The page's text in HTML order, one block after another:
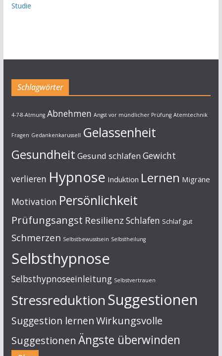
Studie
Schlagwörter
4-7-8-Atmung Abnehmen Angst vor mündlicher Prüfung Atemtechnik
Fragen Gedankenkarussell Gelassenheit
Gesundheit Gesund schlafen Gewicht
verlieren Hypnose Induktion Lernen Migräne
Motivation Persönlichkeit
Prüfungsangst Resilienz Schlafen Schlaf gut
Schmerzen Selbstbewusstsein Selbstheilung
Selbsthypnose
Selbsthypnoseeinleitung Selbstvertrauen
StressreduktionSuggestionen
Suggestion lernenWirkungsvolle
Suggestionen Ängste überwinden